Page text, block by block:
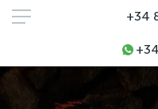
+34